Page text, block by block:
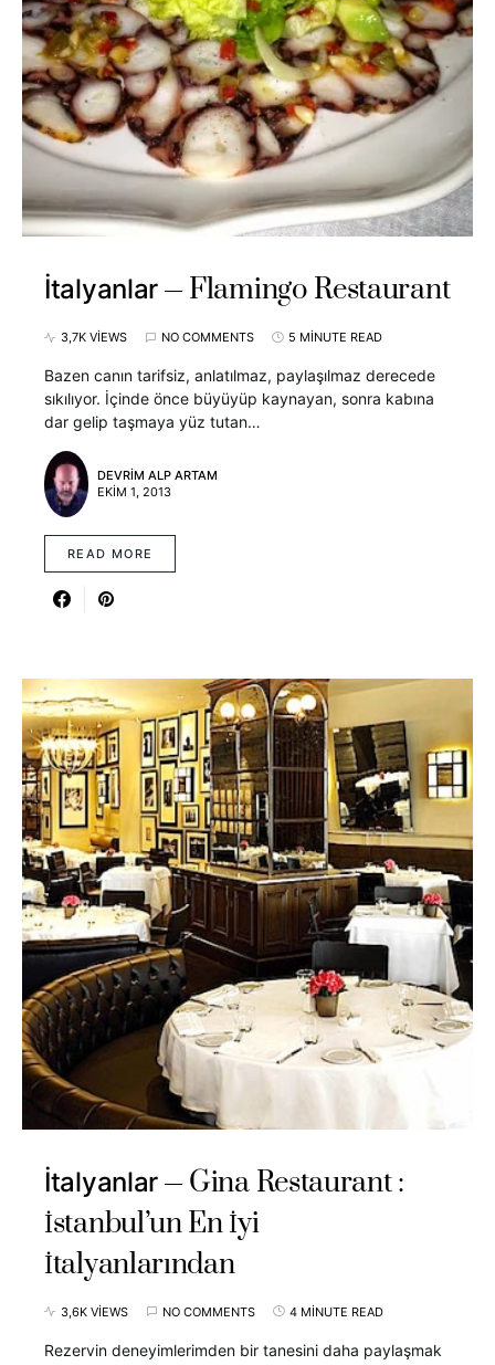
İtalyanlar Flamingo Restaurant
3,7K VIEWS NO COMMENTS 5 MINUTE READ
Bazen canın tarifsiz, anlatılmaz, paylaşılmaz derecede
sıkılıyor. İçinde önce büyüyüp kaynayan, sonra kabına
dar gelip taşmaya yüz tutan…
DEVRIM ALP ARTAM
EKIM 1, 2013
READ MORE
İtalyanlar
Gina Restaurant :
İstanbul’un En İyi
İtalyanlarından
3,6K VIEWS NO COMMENTS 4 MINUTE READ
Rezervin deneyimlerimden bir tanesini daha paylaşmak